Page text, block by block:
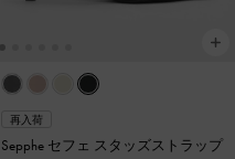
再入荷
Sepphe セフェ スタッズストラップ